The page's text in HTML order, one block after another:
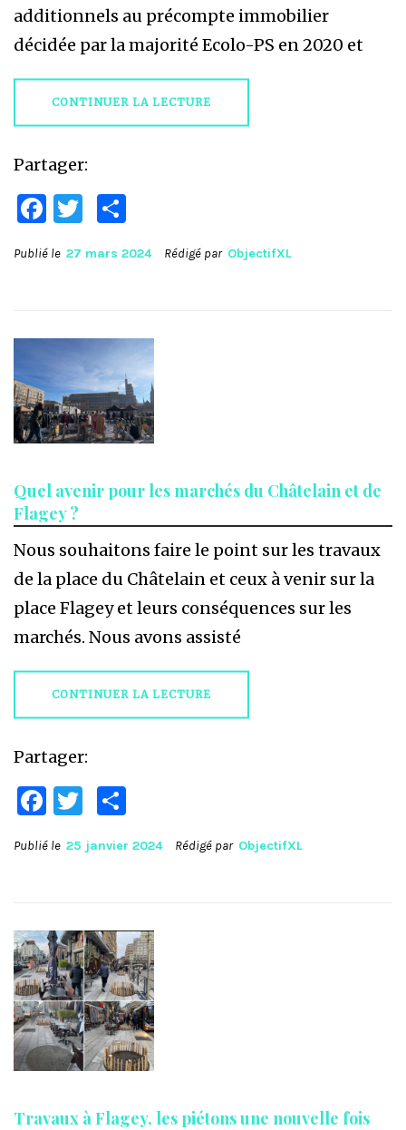
additionnels au précompte immobilier
décidée par la majorité Ecolo-PS en 2020 et
CONTINUER LA LECTURE
Partager:
Facebook
Twitter
Publié le 27 mars 2024 Rédigé par ObjectifXL
Quel avenir pour les marchés du Châtelain et de
Flagey ?
Nous souhaitons faire le point sur les travaux
de la place du Châtelain et ceux à venir sur la
place Flagey et leurs conséquences sur les
marchés. Nous avons assisté
CONTINUER LA LECTURE
Partager:
Facebook
Twitter
Publié le 25 janvier 2024 Rédigé par ObjectifXL
Travaux à Flagey, les piétons une nouvelle fois